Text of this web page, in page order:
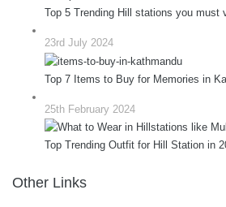
Top 5 Trending Hill stations you must
23rd July 2024
Top 7 Items to Buy for Memories in
25th February 2024
Top Trending Outfit for Hill Station in
Other Links